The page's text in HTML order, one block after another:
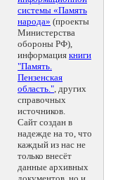
системы «Память
народа» (проекты
Министерства
обороны РФ),
информация книги
"Память.
Пензенская
область.", других
справочных
источников.
Сайт создан в
надежде на то, что
каждый из нас не
только внесёт
данные архивных